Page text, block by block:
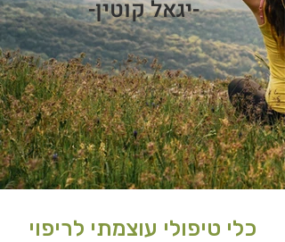
-יגאל קוטין-
כלי טיפולי עוצמתי לריפוי